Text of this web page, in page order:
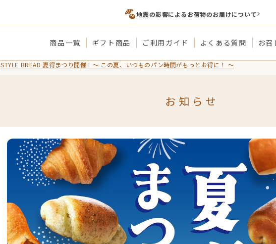
地震の影響によるお荷物のお届けについて
商品一覧 ギフト商品 ご利用ガイド よくある質問 お
STYLE BREAD 夏得まつり開催！〜 この夏、いつものパン時間がもっとお得に！ 〜
お知らせ